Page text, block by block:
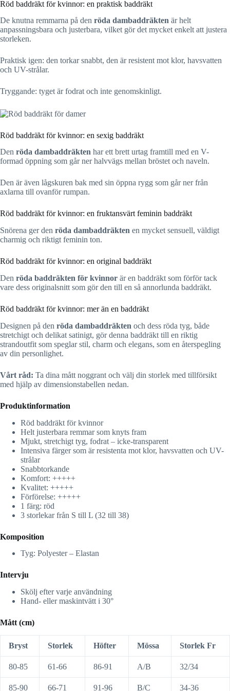
Röd baddräkt för kvinnor: en praktisk baddräkt
De knutna remmarna på den röda dambaddräkten är helt
anpassningsbara och justerbara, vilket gör det mycket enkelt att justera
storleken.
Praktisk igen: den torkar snabbt, den är resistent mot klor, havsvatten
och UV-strålar.
Tryggande: tyget är fodrat och inte genomskinligt.
Röd baddräkt för kvinnor: en sexig baddräkt
Den röda dambaddräkten har ett brett urtag framtill med en V-
formad öppning som går ner halvvägs mellan bröstet och naveln.
Den är även lågskuren bak med sin öppna rygg som går ner från
axlarna till ovanför rumpan.
Röd baddräkt för kvinnor: en fruktansvärt feminin baddräkt
Snörena ger den röda dambaddräkten en mycket sensuell, väldigt
charmig och riktigt feminin ton.
Röd baddräkt för kvinnor: en original baddräkt
Den röda baddräkten för kvinnor är en baddräkt som förför tack
vare dess originalsnitt som gör den till en så annorlunda baddräkt.
Röd baddräkt för kvinnor: mer än en baddräkt
Designen på den röda dambaddräkten och dess röda tyg, både
stretchigt och delikat satinigt, gör denna baddräkt till en riktig
strandoutfit som speglar stil, charm och elegans, som en återspegling
av din personlighet.
Vårt råd: Ta dina mått noggrant och välj din storlek med tillförsikt
med hjälp av dimensionstabellen nedan.
Produktinformation
Röd baddräkt för kvinnor
Helt justerbara remmar som knyts fram
Mjukt, stretchigt tyg, fodrat – icke-transparent
Intensiva färger som är resistenta mot klor, havsvatten och UV-
strålar
Snabbtorkande
Komfort: +++++
Kvalitet: +++++
Förförelse: +++++
1 färg: röd
3 storlekar från S till L (32 till 38)
Komposition
Tyg: Polyester – Elastan
Intervju
Skölj efter varje användning
Hand- eller maskintvätt i 30°
Mått (cm)
Bryst Storlek Höfter Mössa Storlek Fr
80-85 61-66 86-91 A/B 32/34
85-90 66-71 91-96 B/C 34-36